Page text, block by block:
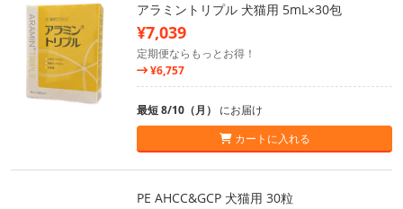
アラミントリプル 犬猫用 5mL×30包
¥7,039
定期便ならもっとお得！
¥6,757
最短 8/10（月） にお届け
カートに入れる
PE AHCC&GCP 犬猫用 30粒